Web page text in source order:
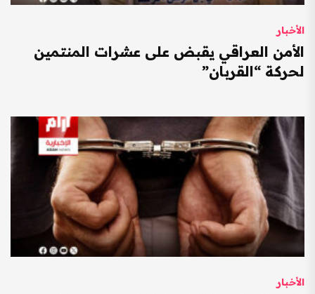
الأخبار
الأمن العراقي يقبض على عشرات المنتمين
لحركة “القربان”
الأخبار